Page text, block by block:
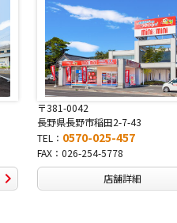
〒381-0034
長野県長野市高田1307-1
TEL： 0570-067-677
FAX：026-267-6778
店舗詳細